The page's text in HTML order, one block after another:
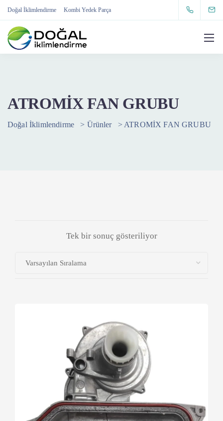
Doğal İklimlendirme Kombi Yedek Parça
ATROMİX FAN GRUBU
Doğal İklimlendirme > Ürünler > ATROMİX FAN GRUBU
Tek bir sonuç gösteriliyor